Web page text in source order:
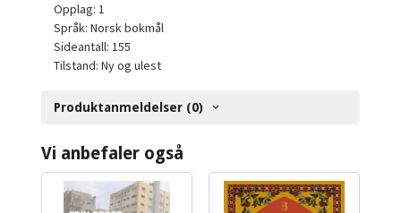
Opplag: 1
Språk: Norsk bokmål
Sideantall: 155
Tilstand: Ny og ulest
Produktanmeldelser (0)
Vi anbefaler også